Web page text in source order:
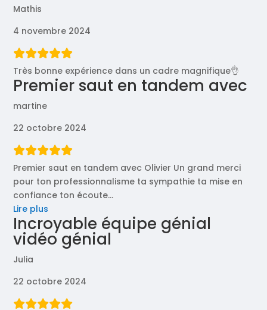
tandem »
Mathis
4 novembre 2024
Très bonne expérience dans un cadre magnifique👌
Premier saut en tandem avec
martine
22 octobre 2024
Premier saut en tandem avec Olivier Un grand merci
pour ton professionnalisme ta sympathie ta mise en
confiance ton écoute…
Lire plus
saut
en
tandem
Incroyable équipe génial
vidéo génial
Julia
22 octobre 2024